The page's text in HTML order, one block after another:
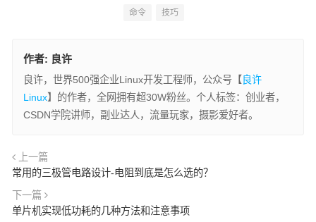
命令 技巧
作者: 良许
良许，世界500强企业Linux开发工程师，公众号【良许
Linux】的作者，全网拥有超30W粉丝。个人标签：创业者，
CSDN学院讲师，副业达人，流量玩家，摄影爱好者。
上一篇
常用的三极管电路设计-电阻到底是怎么选的？
下一篇
单片机实现低功耗的几种方法和注意事项